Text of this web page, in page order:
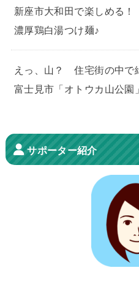
新座市大和田で楽しめる！
濃厚鶏白湯つけ麺♪
えっ、山？ 住宅街の中で
富士見市「オトウカ山公園」
サポーター紹介